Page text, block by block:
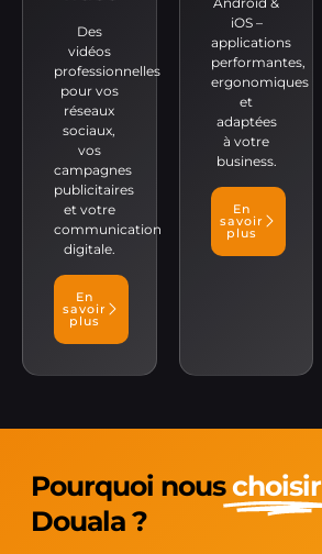
Des
vidéos
professionnelles
pour vos
réseaux
sociaux,
vos
campagnes
publicitaires
et votre
communication
digitale.
En
savoir
plus
iOS –
applications
performantes,
ergonomiques
et
adaptées
à votre
business.
En
savoir
plus
Pourquoi nouschoisir
Douala ?